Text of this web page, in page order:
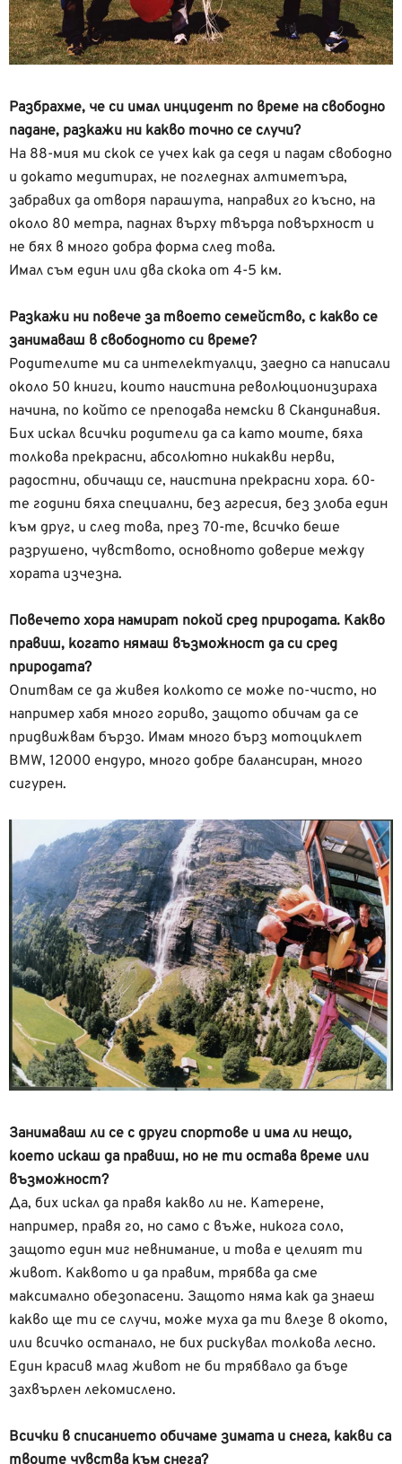
Разбрахме, че си имал инцидент по време на свободно
падане, разкажи ни какво точно се случи?
На 88-мия ми скок се учех как да седя и падам свободно
и докато медитирах, не погледнах алтиметъра,
забравих да отворя парашута, направих го късно, на
около 80 метра, паднах върху твърда повърхност и
не бях в много добра форма след това.
Имал съм един или два скока от 4-5 км.
Разкажи ни повече за твоето семейство, с какво се
занимаваш в свободното си време?
Родителите ми са интелектуалци, заедно са написали
около 50 книги, които наистина революционизираха
начина, по който се преподава немски в Скандинавия.
Бих искал всички родители да са като моите, бяха
толкова прекрасни, абсолютно никакви нерви,
радостни, обичащи се, наистина прекрасни хора. 60-
те години бяха специални, без агресия, без злоба един
към друг, и след това, през 70-те, всичко беше
разрушено, чувството, основното доверие между
хората изчезна.
Повечето хора намират покой сред природата. Какво
правиш, когато нямаш възможност да си сред
природата?
Опитвам се да живея колкото се може по-чисто, но
например хабя много гориво, защото обичам да се
придвижвам бързо. Имам много бърз мотоциклет
BMW, 12000 ендуро, много добре балансиран, много
сигурен.
Занимаваш ли се с други спортове и има ли нещо,
което искаш да правиш, но не ти остава време или
възможност?
Да, бих искал да правя какво ли не. Катерене,
например, правя го, но само с въже, никога соло,
защото един миг невнимание, и това е целият ти
живот. Каквото и да правим, трябва да сме
максимално обезопасени. Защото няма как да знаеш
какво ще ти се случи, може муха да ти влезе в окото,
или всичко останало, не бих рискувал толкова лесно.
Един красив млад живот не би трябвало да бъде
захвърлен лекомислено.
Всички в списанието обичаме зимата и снега, какви са